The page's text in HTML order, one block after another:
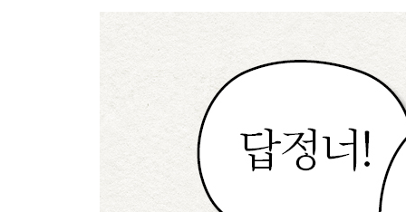
살면서 한 번쯤은 꼭 만나야 할 철학자들 2
3장 때때로 불편한 질문이 필요한 이유│갈등을 멈
아이를 위해 비행기 좌석을 바꾸는 것이 옳을까?│
잃은 물건 찾아 준 사람에게 반드시 답례를 해야
시험에 지각하면 시험을 칠 자격을 잃어도 될까?│
CCTV 설치하기 vs. 이웃 감시하기│슬라보예 지젝
의도가 좋으면 폭력도 괜찮을까?│발터 벤야민, 신